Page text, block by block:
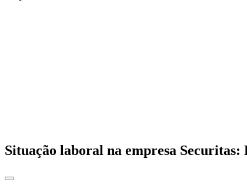
Situação laboral na empresa